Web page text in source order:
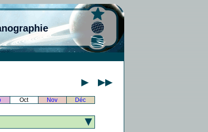
Oct Nov Déc